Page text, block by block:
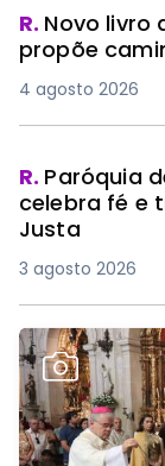
R. Novo livro
propõe
4 agosto 2026
R. Paróquia
celebra fé e
Justa
3 agosto 2026